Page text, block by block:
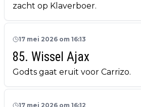
zacht op Klaverboer.
17 mei 2026 om 16:13
85. Wissel Ajax
Godts gaat eruit voor Carrizo.
17 mei 2026 om 16:12